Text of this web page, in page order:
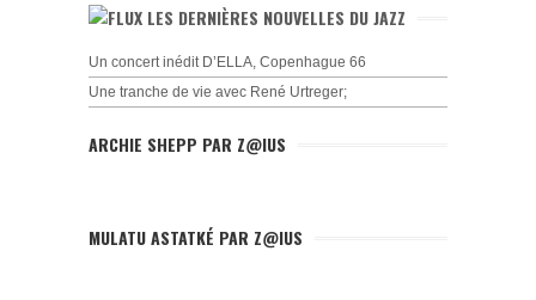
LES DERNIÈRES NOUVELLES DU JAZZ
Un concert inédit D’ELLA, Copenhague 66
Une tranche de vie avec René Urtreger;
ARCHIE SHEPP PAR Z@IUS
MULATU ASTATKÉ PAR Z@IUS